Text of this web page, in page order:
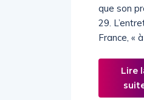
que son
29.
France, «
Lire